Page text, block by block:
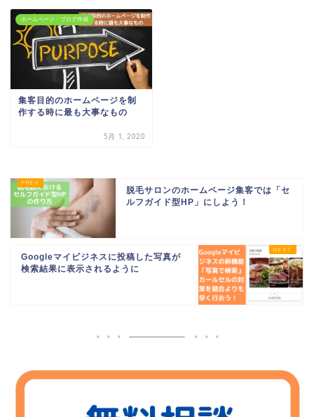
ホームページ・ブログ作成
集客目的のホームページを制
作する時に最も大事なもの
5月 1, 2020
脱毛サロンのホームページ集客では「セ
ルフガイド型HP」にしよう！
Googleマイビジネスに投稿した写真が
検索結果に表示されるように